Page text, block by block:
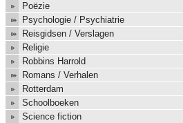
Poëzie
Psychologie / Psychiatrie
Reisgidsen / Verslagen
Religie
Robbins Harrold
Romans / Verhalen
Rotterdam
Schoolboeken
Science fiction